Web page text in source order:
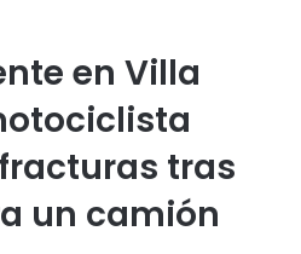
en Villa
tras
un camión